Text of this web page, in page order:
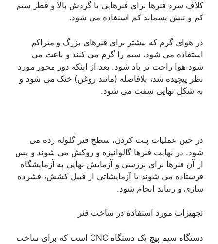
کلاف سرد فنرها برای فنرهایی با گردش بالا و قطر سیم
کم و تنش پسماند کم استفاده می شود.
در هوای گرم که بیشتر برای فنرهای بزرگ و متراکم
استفاده می شود، سیم را گرم می کنند و باعث می
شود هوا راحت تر باد شود. بعد از اینکه دور محور مورد
نظر پیچیده شد، بلافاصله (مانند روغن) خنک می شود و
به شکل نهایی سفت می شود.
در حین عملیات پلت کردن، سطح فنر گلوله زده می
شود. در نهایت فنرها گالوانیزه و روکش می شوند و پس
از آن فنرها برای بررسی و آزمایش نهایی به آزمایشگاه
فرستاده می شوند تا آزمایشاتی از قبیل کشش، فشرده
سازی و ریباند انجام شود.
تجهیزات مورد استفاده در ساخت فنر
دستگاه سیم پیچ یک دستگاه CNC است که برای ساخت